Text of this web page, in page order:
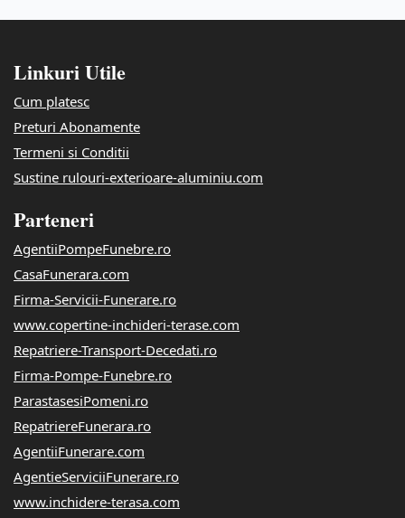
Linkuri Utile
Cum platesc
Preturi Abonamente
Termeni si Conditii
Sustine rulouri-exterioare-aluminiu.com
Parteneri
AgentiiPompeFunebre.ro
CasaFunerara.com
Firma-Servicii-Funerare.ro
www.copertine-inchideri-terase.com
Repatriere-Transport-Decedati.ro
Firma-Pompe-Funebre.ro
ParastasesiPomeni.ro
RepatriereFunerara.ro
AgentiiFunerare.com
AgentieServiciiFunerare.ro
www.inchidere-terasa.com